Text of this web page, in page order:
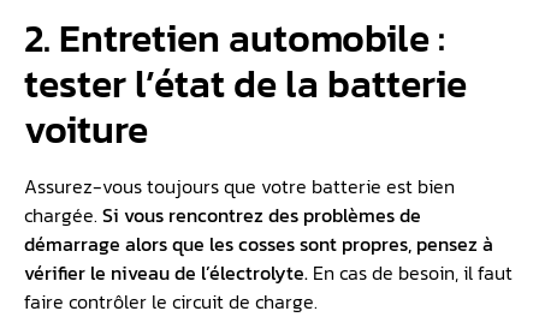
2. Entretien automobile :
tester l’état de la batterie
voiture
Assurez-vous toujours que votre batterie est bien
chargée. Si vous rencontrez des problèmes de
démarrage alors que les cosses sont propres, pensez à
vérifier le niveau de l’électrolyte. En cas de besoin, il faut
faire contrôler le circuit de charge.